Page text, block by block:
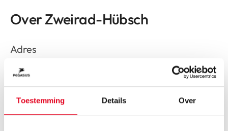
Toestemming Details Over
Over Zweirad-Hübsch
Adres
Fabrikstr. 1
Freising
Route plannen
Openingstijden
Helaas hebben we geen actuele openingstijden van deze